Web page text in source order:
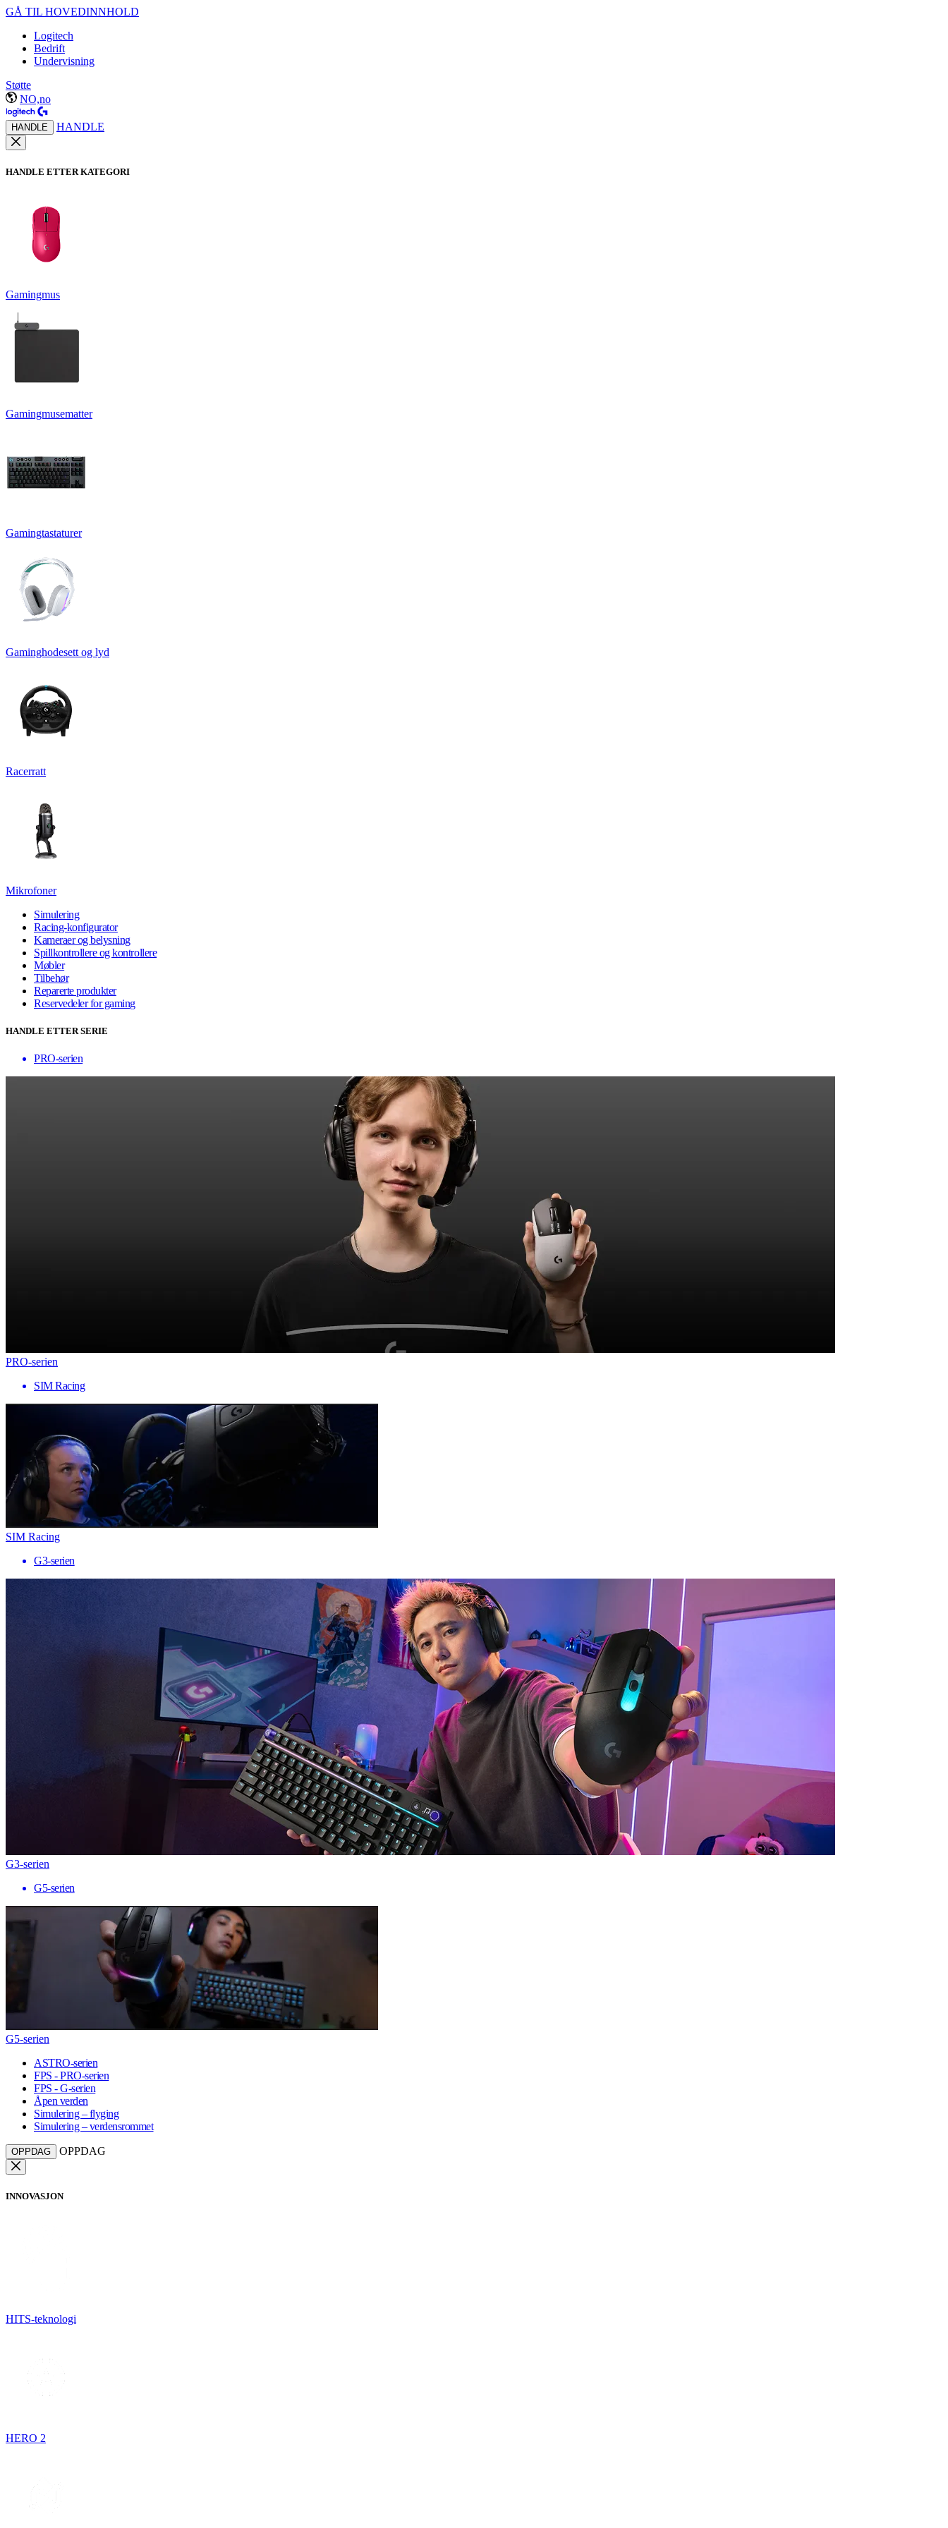
GÅ TIL HOVEDINNHOLD
Logitech
Bedrift
Undervisning
Støtte
NO,no
HANDLE HANDLE
HANDLE ETTER KATEGORI
Gamingmus
Gamingmusematter
Gamingtastaturer
Gaminghodesett og lyd
Racerratt
Mikrofoner
Simulering
Racing-konfigurator
Kameraer og belysning
Spillkontrollere og kontrollere
Møbler
Tilbehør
Reparerte produkter
Reservedeler for gaming
HANDLE ETTER SERIE
PRO-serien
PRO-serien
SIM Racing
SIM Racing
G3-serien
G3-serien
G5-serien
G5-serien
ASTRO-serien
FPS - PRO-serien
FPS - G-serien
Åpen verden
Simulering – flyging
Simulering – verdensrommet
OPPDAG OPPDAG
INNOVASJON
HITS-teknologi
HERO 2